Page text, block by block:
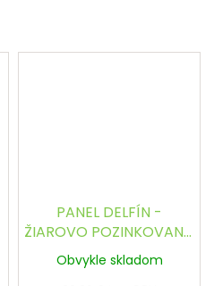
PANEL DELFÍN -
ŽIAROVO POZINKOVANÝ,
1230 x 2500 / 200 x 50 /
5.0 mm
Obvykle skladom